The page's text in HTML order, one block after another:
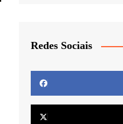
Redes Sociais